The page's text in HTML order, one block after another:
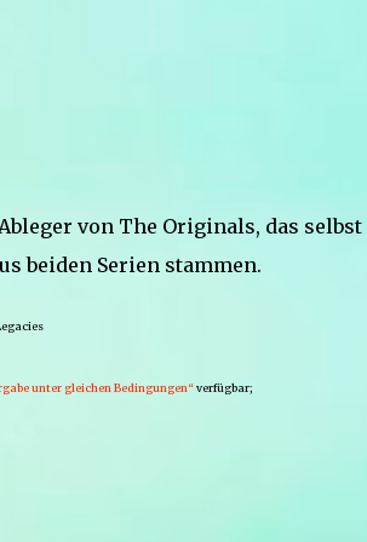
von The Originals, das selbst
beiden Serien stammen.
unter gleichen Bedingungen“verfügbar;